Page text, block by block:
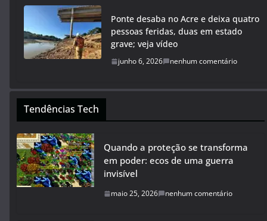
Ponte desaba no Acre e deixa quatro
pessoas feridas, duas em estado
grave; veja vídeo
junho 6, 2026 nenhum comentário
Tendências Tech
Quando a proteção se transforma
em poder: ecos de uma guerra
invisível
maio 25, 2026 nenhum comentário